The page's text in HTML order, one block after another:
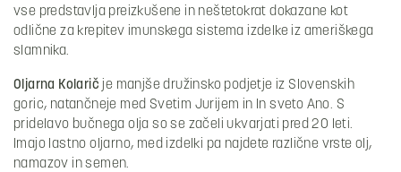
vse predstavlja preizkušene in neštetokrat dokazane kot
odlične za krepitev imunskega sistema izdelke iz ameriškega
slamnika.
Oljarna Kolarič je manjše družinsko podjetje iz Slovenskih
goric, natančneje med Svetim Jurijem in In sveto Ano. S
pridelavo bučnega olja so se začeli ukvarjati pred 20 leti.
Imajo lastno oljarno, med izdelki pa najdete različne vrste olj,
namazov in semen.